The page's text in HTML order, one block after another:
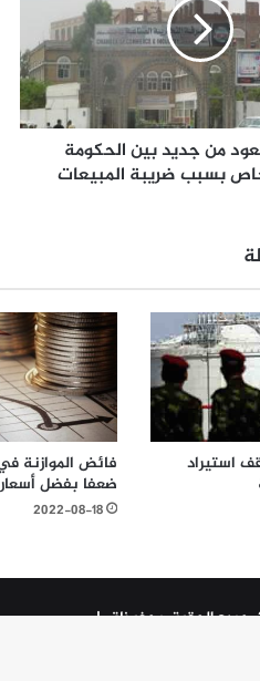
من جديد بين الحكومة
بسبب ضريبة المبيعات
استيراد
ضعفا بفضل أسعار
2022-08-18